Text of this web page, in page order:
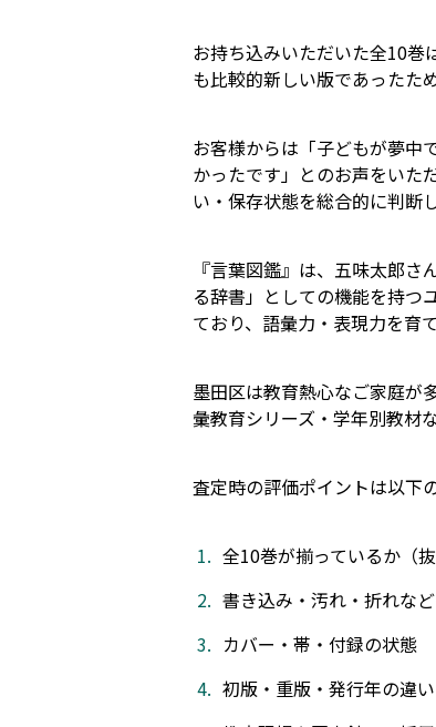
お持ち込みいただいた全10巻
も比較的新しい版であったた
お客様からは「子どもが夢中
かったです」とのお声をいた
い・保存状態を総合的に判断
『言葉図鑑』は、五味太郎
る辞書」としての機能を持つ
ており、語彙力・表現力を育
墨田区は教育熱心なご家庭が
彙教育シリーズ・学年別教材
査定時の評価ポイントは以下
全10巻が揃っているか（抜
書き込み・汚れ・折れな
カバー・帯・付録の状態
初版・重版・発行年の違い